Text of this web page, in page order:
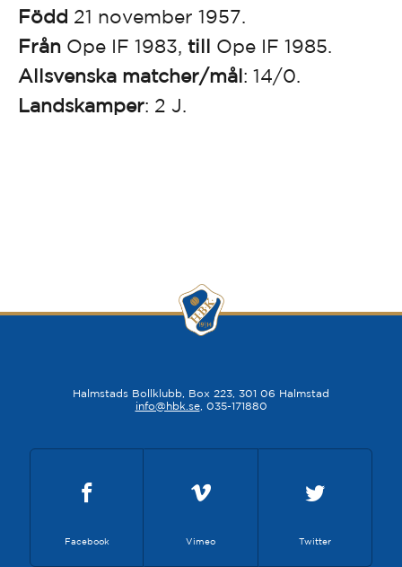
Född 21 november 1957.
Från Ope IF 1983, till Ope IF 1985.
Allsvenska matcher/mål: 14/0.
Landskamper: 2 J.
Halmstads Bollklubb, Box 223, 301 06 Halmstad
info@hbk.se, 035-171880
Facebook Vimeo Twitter